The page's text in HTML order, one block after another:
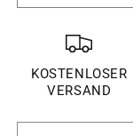
die
Menge
Hyundai
Santa
3
3
KOSTENLOSER
VERSAND